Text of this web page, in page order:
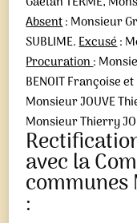
Absent: Monsieur
SUBLIME.Excusé:
Procuration:
BENOIT Françoise
Monsieur JOUVE
Monsieur Thierry
avec la
communes
: